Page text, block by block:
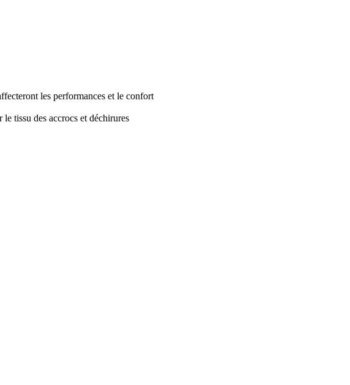
les performances et le confort
tissu des accrocs et déchirures